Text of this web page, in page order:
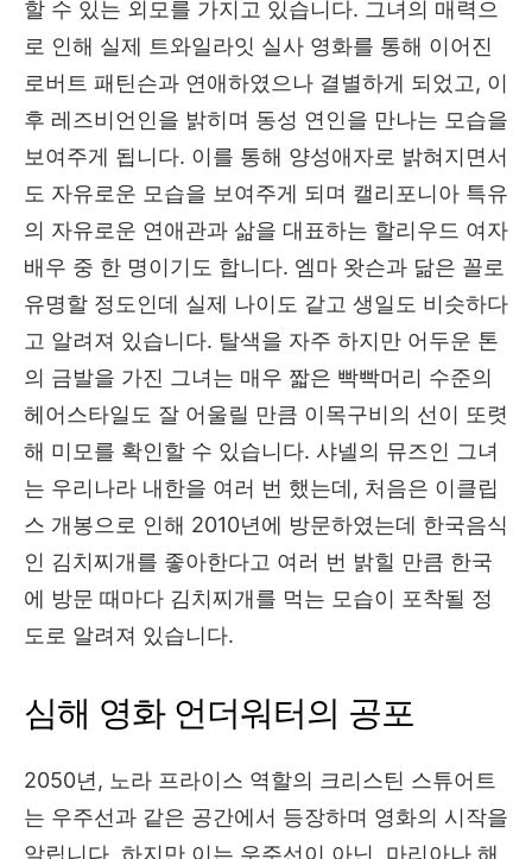
할 수 있는 외모를 가지고 있습니다. 그녀의 매력으
로 인해 실제 트와일라잇 실사 영화를 통해 이어진
로버트 패틴슨과 연애하였으나 결별하게 되었고, 이
후 레즈비언인을 밝히며 동성 연인을 만나는 모습을
보여주게 됩니다. 이를 통해 양성애자로 밝혀지면서
도 자유로운 모습을 보여주게 되며 캘리포니아 특유
의 자유로운 연애관과 삶을 대표하는 할리우드 여자
배우 중 한 명이기도 합니다. 엠마 왓슨과 닮은 꼴로
유명할 정도인데 실제 나이도 같고 생일도 비슷하다
고 알려져 있습니다. 탈색을 자주 하지만 어두운 톤
의 금발을 가진 그녀는 매우 짧은 빡빡머리 수준의
헤어스타일도 잘 어울릴 만큼 이목구비의 선이 또렷
해 미모를 확인할 수 있습니다. 샤넬의 뮤즈인 그녀
는 우리나라 내한을 여러 번 했는데, 처음은 이클립
스 개봉으로 인해 2010년에 방문하였는데 한국음식
인 김치찌개를 좋아한다고 여러 번 밝힐 만큼 한국
에 방문 때마다 김치찌개를 먹는 모습이 포착될 정
도로 알려져 있습니다.
심해 영화 언더워터의 공포
2050년, 노라 프라이스 역할의 크리스틴 스튜어트
는 우주선과 같은 공간에서 등장하며 영화의 시작을
알립니다. 하지만 이는 우주선이 아닌, 마리아나 해